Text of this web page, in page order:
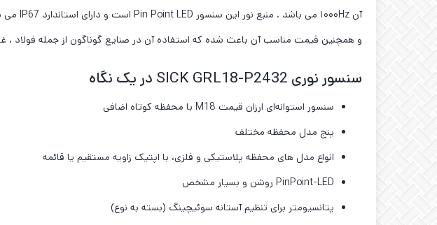
و همچنین قیمت مناسب آن باعث شده که استفاده آن در صنایع گوناگون از جمله فولاد ،
سنسور نوری SICK GRL18-P2432 در یک نگاه
سنسور استوانه‌ای ارزان قیمت M18 با محفظه کوتاه اضافی
پنج مدل محفظه مختلف
انواع مدل‌ های محفظه پلاستیکی و فلزی، با اپتیک زاویه مستقیم یا قائمه
PinPoint-LED روشن و بسیار مشخص
پتانسیومتر برای تنظیم آستانه سوئیچینگ (بسته به نوع)